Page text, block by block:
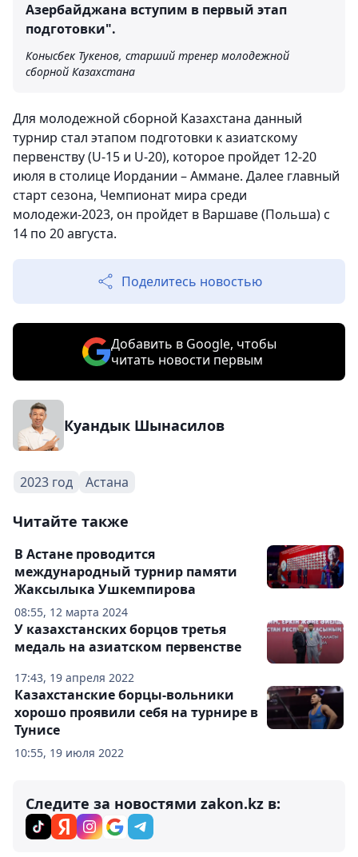
Азербайджана вступим в первый этап
подготовки".
Конысбек Тукенов, старший тренер молодежной
сборной Казахстана
Для молодежной сборной Казахстана данный
турнир стал этапом подготовки к азиатскому
первенству (U-15 и U-20), которое пройдет 12-20
июля в столице Иордании – Аммане. Далее главный
старт сезона, Чемпионат мира среди
молодежи-2023, он пройдет в Варшаве (Польша) с
14 по 20 августа.
Поделитесь новостью
Добавить в Google, чтобы
читать новости первым
Куандык Шынасилов
2023 год Астана
Читайте также
08:55, 12 марта 2024
В Астане проводится
международный турнир памяти
Жаксылыка Ушкемпирова
17:43, 19 апреля 2022
У казахстанских борцов третья
медаль на азиатском первенстве
10:55, 19 июля 2022
Казахстанские борцы-вольники
хорошо проявили себя на турнире в
Тунисе
Следите за новостями zakon.kz в: